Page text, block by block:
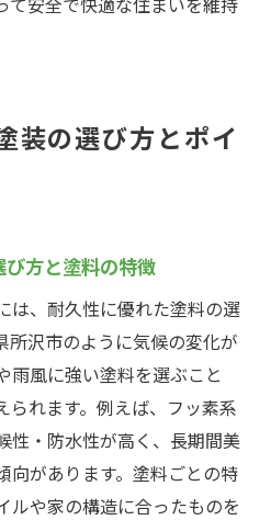
色の選び方
けたい失敗例とその理由
せる色を選ぶポイント
で家の印象を変える方法
境に調和する配色の工夫
めを成功させる最新トレン
実践的メンテ法
装の選び方とポイ
方と塗料の特徴
は、耐久性に優れた塗料の選
所沢市のように気候の変化が
雨風に強い塗料を選ぶこと
られます。例えば、フッ素系
性・防水性が高く、長期間美
向があります。塗料ごとの特
ルや家の構造に合ったものを